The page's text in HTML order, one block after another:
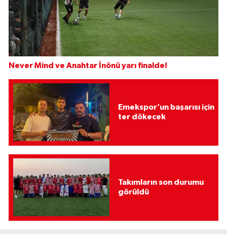
Never Mind ve Anahtar İnönü yarı finalde!
Emekspor’un başarısı için
ter dökecek
Takımların son durumu
görüldü